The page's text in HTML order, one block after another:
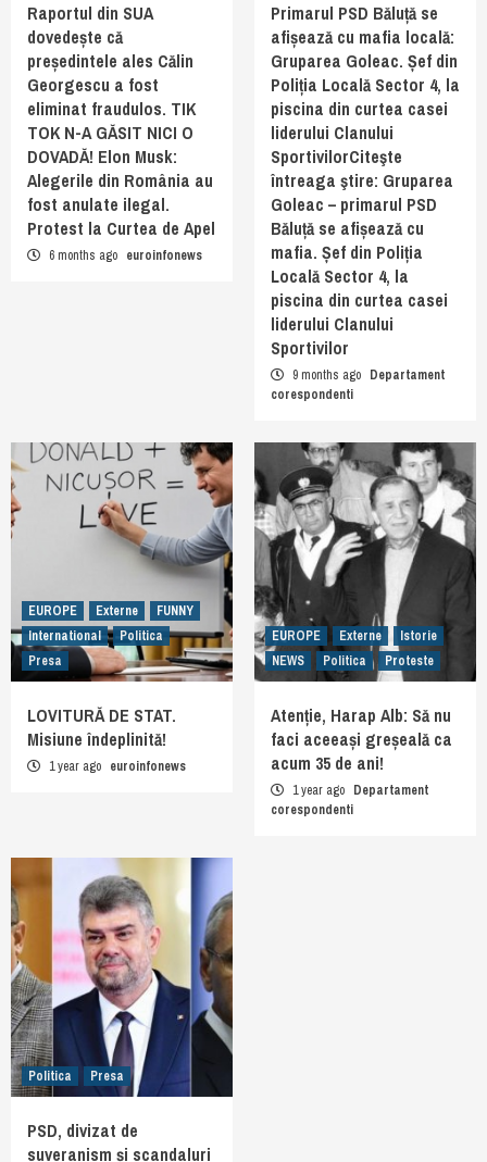
Raportul din SUA
dovedește că
președintele ales Călin
Georgescu a fost
eliminat fraudulos. TIK
TOK N-A GĂSIT NICI O
DOVADĂ! Elon Musk:
Alegerile din România au
fost anulate ilegal.
Protest la Curtea de Apel
6 months ago euroinfonews
Primarul PSD Băluță se
afișează cu mafia locală:
Gruparea Goleac. Șef din
Poliția Locală Sector 4, la
piscina din curtea casei
liderului Clanului
SportivilorCiteşte
întreaga ştire: Gruparea
Goleac – primarul PSD
Băluță se afișează cu
mafia. Șef din Poliția
Locală Sector 4, la
piscina din curtea casei
liderului Clanului
Sportivilor
9 months ago Departament
corespondenti
EUROPE Externe
FUNNY
International
Politica
Presa
LOVITURĂ DE STAT.
Misiune îndeplinită!
1 year ago euroinfonews
EUROPE Externe
Istorie
NEWS
Politica Proteste
Atenție, Harap Alb: Să nu
faci aceeași greșeală ca
acum 35 de ani!
1 year ago Departament
corespondenti
Politica Presa
PSD, divizat de
suveranism și scandaluri